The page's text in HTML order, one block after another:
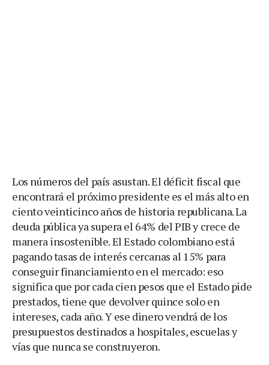
Los números del país asustan. El déficit fiscal que
encontrará el próximo presidente es el más alto en
ciento veinticinco años de historia republicana. La
deuda pública ya supera el 64% del PIB y crece de
manera insostenible. El Estado colombiano está
pagando tasas de interés cercanas al 15% para
conseguir financiamiento en el mercado: eso
significa que por cada cien pesos que el Estado pide
prestados, tiene que devolver quince solo en
intereses, cada año. Y ese dinero vendrá de los
presupuestos destinados a hospitales, escuelas y
vías que nunca se construyeron.